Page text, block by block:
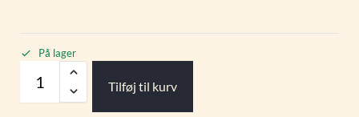
På lager
Tilføj til kurv